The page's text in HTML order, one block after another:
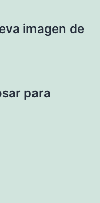
imagen de
para